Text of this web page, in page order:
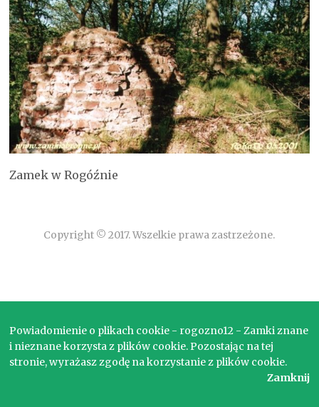
Zamek w Rogóźnie
Copyright © 2017. Wszelkie prawa zastrzeżone.
Powiadomienie o plikach cookie - rogozno12 - Zamki znane
i nieznane korzysta z plików cookie. Pozostając na tej
stronie, wyrażasz zgodę na korzystanie z plików cookie.
Zamknij